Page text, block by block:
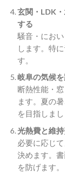
玄関・LDK
する
騒音・にお
します。特
す。
岐阜の気候
断熱性能・
ます。夏の
を目指しまし
光熱費と維
必要に応じ
決めます。
を防げます。